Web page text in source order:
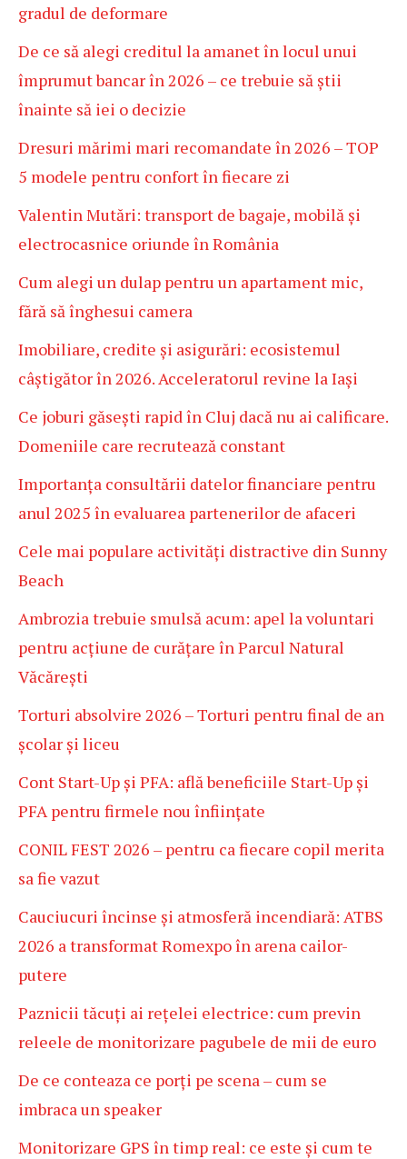
gradul de deformare
De ce să alegi creditul la amanet în locul unui
împrumut bancar în 2026 – ce trebuie să știi
înainte să iei o decizie
Dresuri mărimi mari recomandate în 2026 – TOP
5 modele pentru confort în fiecare zi
Valentin Mutări: transport de bagaje, mobilă și
electrocasnice oriunde în România
Cum alegi un dulap pentru un apartament mic,
fără să înghesui camera
Imobiliare, credite și asigurări: ecosistemul
câștigător în 2026. Acceleratorul revine la Iași
Ce joburi găsești rapid în Cluj dacă nu ai calificare.
Domeniile care recrutează constant
Importanța consultării datelor financiare pentru
anul 2025 în evaluarea partenerilor de afaceri
Cele mai populare activități distractive din Sunny
Beach
Ambrozia trebuie smulsă acum: apel la voluntari
pentru acțiune de curățare în Parcul Natural
Văcărești
Torturi absolvire 2026 – Torturi pentru final de an
școlar și liceu
Cont Start-Up și PFA: află beneficiile Start-Up și
PFA pentru firmele nou înființate
CONIL FEST 2026 – pentru ca fiecare copil merita
sa fie vazut
Cauciucuri încinse și atmosferă incendiară: ATBS
2026 a transformat Romexpo în arena cailor-
putere
Paznicii tăcuți ai rețelei electrice: cum previn
releele de monitorizare pagubele de mii de euro
De ce conteaza ce porți pe scena – cum se
imbraca un speaker
Monitorizare GPS în timp real: ce este și cum te